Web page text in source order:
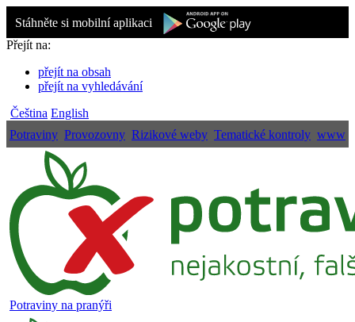
Stáhněte si mobilní aplikaci
Přejít na:
přejít na obsah
přejít na vyhledávání
Čeština English
Potraviny Provozovny Rizikové weby Tematické kontroly www
Potraviny na pranýři